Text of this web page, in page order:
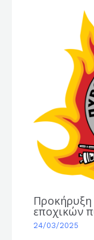
Προκήρυξη
εποχικών
24/03/2025